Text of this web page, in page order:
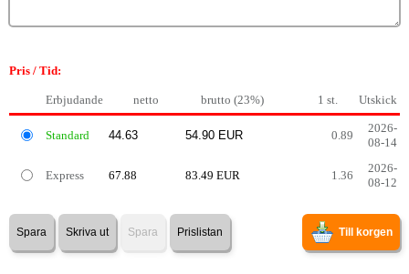
Pris / Tid:
Erbjudande netto brutto (23%) 1 st. Utskick
Standard 0.89
2026-
08-14
Express 67.88 83.49 EUR 1.36
2026-
08-12
Spara Skriva ut Spara Prislistan Till korgen